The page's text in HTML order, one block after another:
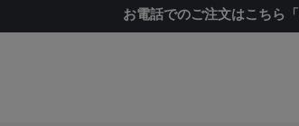
お電話でのご注文はこちら「